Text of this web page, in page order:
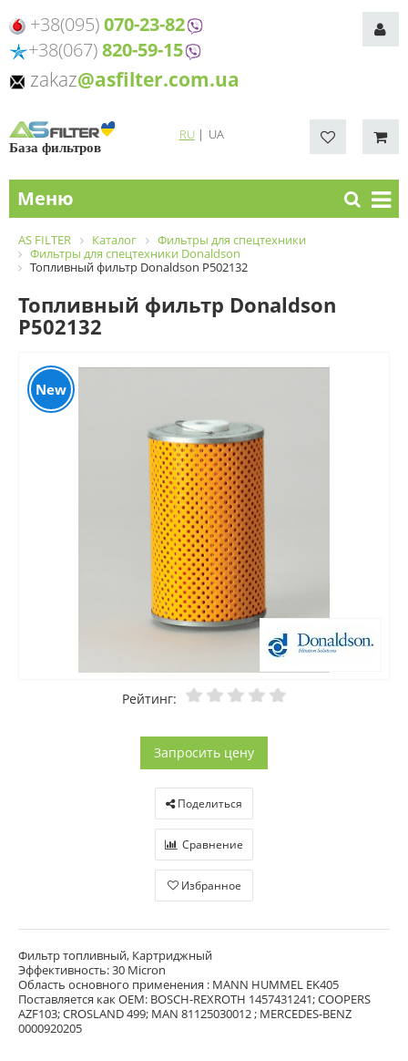
+38(095)070-23-82
+38(067)820-59-15
zakaz@asfilter.com.ua
База фильтров
RU| UA
Меню
AS FILTER Каталог
Фильтры для спецтехники
Фильтры для спецтехники Donaldson
Топливный фильтр Donaldson P502132
Топливный фильтр Donaldson
P502132
New
Рейтинг:
Запросить цену
Поделиться
Сравнение
Избранное
Фильтр топливный, Картриджный
Эффективность: 30 Micron
Область основного применения : MANN HUMMEL EK405
Поставляется как OEM: BOSCH-REXROTH 1457431241; COOPERS
AZF103; CROSLAND 499; MAN 81125030012 ; MERCEDES-BENZ
0000920205